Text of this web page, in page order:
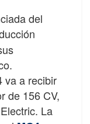
del
va a recibir
de 156 CV,
La